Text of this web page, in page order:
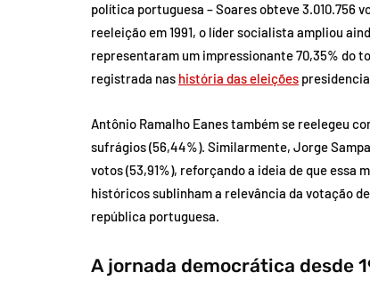
política portuguesa – Soares obteve 3.010.756
reeleição em 1991, o líder socialista ampliou
representaram um impressionante 70,35% do
registrada nas história das eleições
Antônio Ramalho Eanes também se reelegeu
sufrágios (56,44%). Similarmente, Jorge
votos (53,91%), reforçando a ideia de que essa
históricos sublinham a relevância da votação
república portuguesa.
A jornada democrática desde